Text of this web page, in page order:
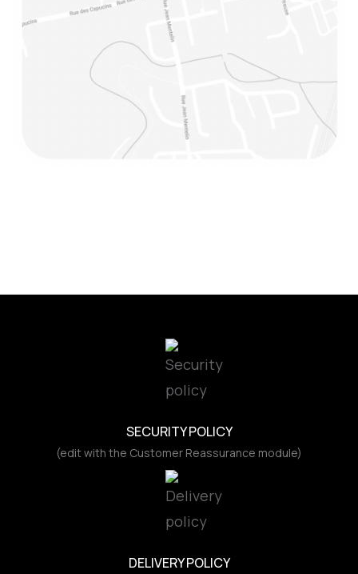
SECURITY POLICY
(edit with the Customer Reassurance module)
DELIVERY POLICY